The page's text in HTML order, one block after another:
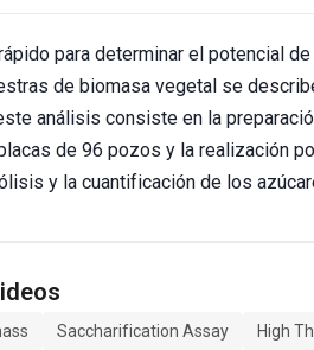
para determinar el potencial
de biomasa vegetal se
análisis consiste en la
de 96 pozos y la realización
y la cuantificación de los
Saccharification Assay
High